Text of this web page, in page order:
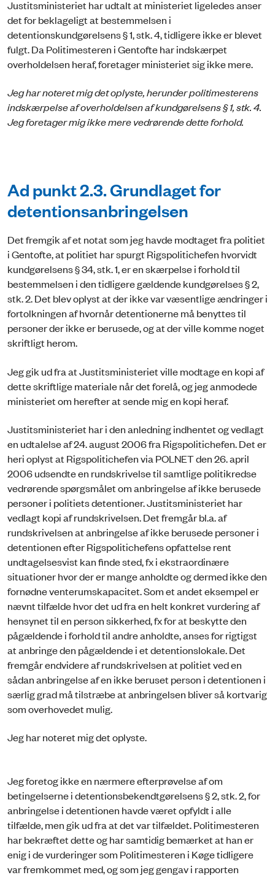
Justitsministeriet har udtalt at ministeriet ligeledes anser
det for beklageligt at bestemmelsen i
detentionskundgørelsens § 1, stk. 4, tidligere ikke er blevet
fulgt. Da Politimesteren i Gentofte har indskærpet
overholdelsen heraf, foretager ministeriet sig ikke mere.
Jeg har noteret mig det oplyste, herunder politimesterens
indskærpelse af overholdelsen af kundgørelsens § 1, stk. 4.
Jeg foretager mig ikke mere vedrørende dette forhold.
Ad punkt 2.3. Grundlaget for
detentionsanbringelsen
Det fremgik af et notat som jeg havde modtaget fra politiet
i Gentofte, at politiet har spurgt Rigspolitichefen hvorvidt
kundgørelsens § 34, stk. 1, er en skærpelse i forhold til
bestemmelsen i den tidligere gældende kundgørelses § 2,
stk. 2. Det blev oplyst at der ikke var væsentlige ændringer i
fortolkningen af hvornår detentionerne må benyttes til
personer der ikke er berusede, og at der ville komme noget
skriftligt herom.
Jeg gik ud fra at Justitsministeriet ville modtage en kopi af
dette skriftlige materiale når det forelå, og jeg anmodede
ministeriet om herefter at sende mig en kopi heraf.
Justitsministeriet har i den anledning indhentet og vedlagt
en udtalelse af 24. august 2006 fra Rigspolitichefen. Det er
heri oplyst at Rigspolitichefen via POLNET den 26. april
2006 udsendte en rundskrivelse til samtlige politikredse
vedrørende spørgsmålet om anbringelse af ikke berusede
personer i politiets detentioner. Justitsministeriet har
vedlagt kopi af rundskrivelsen. Det fremgår bl.a. af
rundskrivelsen at anbringelse af ikke berusede personer i
detentionen efter Rigspolitichefens opfattelse rent
undtagelsesvist kan finde sted, fx i ekstraordinære
situationer hvor der er mange anholdte og dermed ikke den
fornødne venterumskapacitet. Som et andet eksempel er
nævnt tilfælde hvor det ud fra en helt konkret vurdering af
hensynet til en person sikkerhed, fx for at beskytte den
pågældende i forhold til andre anholdte, anses for rigtigst
at anbringe den pågældende i et detentionslokale. Det
fremgår endvidere af rundskrivelsen at politiet ved en
sådan anbringelse af en ikke beruset person i detentionen i
særlig grad må tilstræbe at anbringelsen bliver så kortvarig
som overhovedet mulig.
Jeg har noteret mig det oplyste.
Jeg foretog ikke en nærmere efterprøvelse af om
betingelserne i detentionsbekendtgørelsens § 2, stk. 2, for
anbringelse i detentionen havde været opfyldt i alle
tilfælde, men gik ud fra at det var tilfældet. Politimesteren
har bekræftet dette og har samtidig bemærket at han er
enig i de vurderinger som Politimesteren i Køge tidligere
var fremkommet med, og som jeg gengav i rapporten